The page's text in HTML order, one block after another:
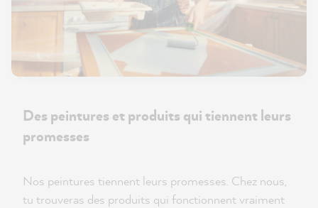
Des peintures et produits qui tiennent leurs
promesses
Nos peintures tiennent leurs promesses. Chez nous,
tu trouveras des produits qui fonctionnent vraiment